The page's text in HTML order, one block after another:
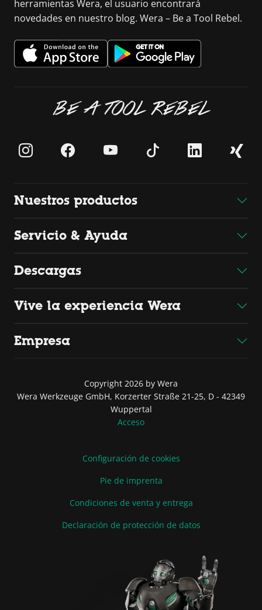
herramientas Wera, el usuario encontrará
novedades en nuestro blog. Wera – Be a Tool Rebel.
BE A TOOL REBEL
Nuestros productos
Servicio & Ayuda
Descargas
Vive la experiencia Wera
Empresa
Copyright 2026 by Wera
Wera Werkzeuge GmbH, Korzerter Straße 21-25, D - 42349
Wuppertal
Acceso
Configuración de cookies
Pie de imprenta
Condiciones de venta y entrega
Declaración de protección de datos